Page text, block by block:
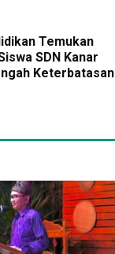
Temukan
SDN Kanar
Keterbatasan